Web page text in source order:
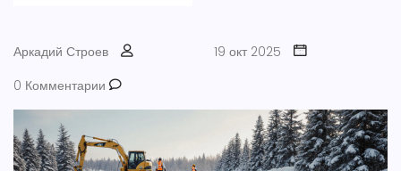
Аркадий Строев
19 окт 2025
0 Комментарии